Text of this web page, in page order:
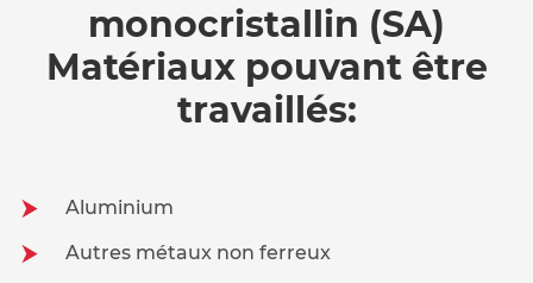
monocristallin (SA)
Matériaux pouvant être
travaillés:
Aluminium
Autres métaux non ferreux